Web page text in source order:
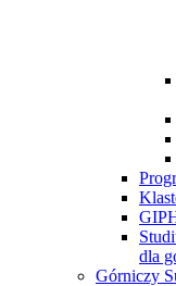
dla
Górniczy